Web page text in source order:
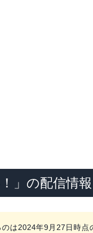
」の配信情報
は2024年9月27日時点